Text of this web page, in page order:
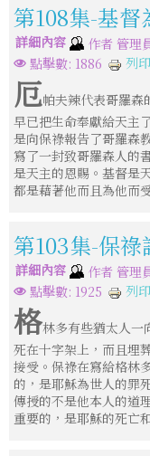
第108集-基督
詳細內容 作者 管理
點擊數: 1886
列印
厄帕夫辣代表哥羅森
早已把生命奉獻給天主
是向保祿報告了哥羅森
寫了一封致哥羅森人的
是天主的恩賜。基督是
都是藉著他而且為他而
第103集-保
詳細內容 作者 管理
點擊數: 1925
列印
格林多有些猶太人一
死在十字架上，而且埋
接受。保祿在寫給格林
的，是耶穌為世人的罪
傳授的不是他本人的道
重要的，是耶穌的死亡